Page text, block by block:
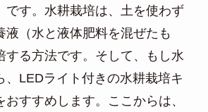
です。水耕栽培は、土を使わず
液（水と液体肥料を混ぜたも
する方法です。そして、もし水
、LEDライト付きの水耕栽培キ
おすすめします。ここからは、